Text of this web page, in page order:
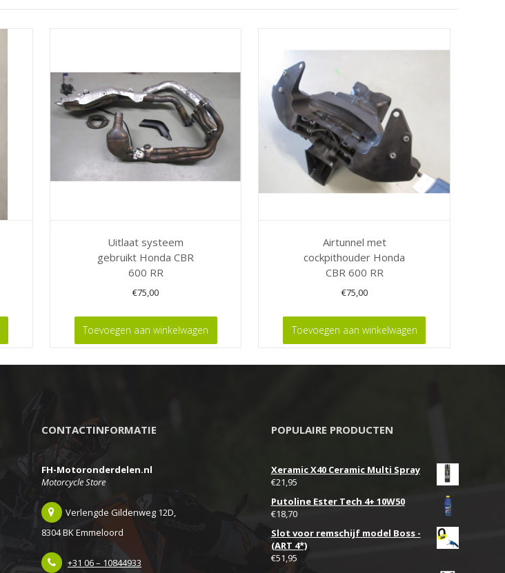
Uitlaat systeem
gebruikt Honda CBR
600 RR
€75,00
Toevoegen aan winkelwagen
Airtunnel met
cockpithouder Honda
CBR 600 RR
€75,00
Toevoegen aan winkelwagen
CONTACTINFORMATIE
FH-Motoronderdelen.nl
Motorcycle Store
Verlengde Gildenweg 12D,
8304 BK Emmeloord
+31 06 – 10844933
POPULAIRE PRODUCTEN
Xeramic X40 Ceramic Multi Spray
€21,95
Putoline Ester Tech 4+ 10W50
€18,70
Slot voor remschijf model Boss -
(ART 4*)
€51,95